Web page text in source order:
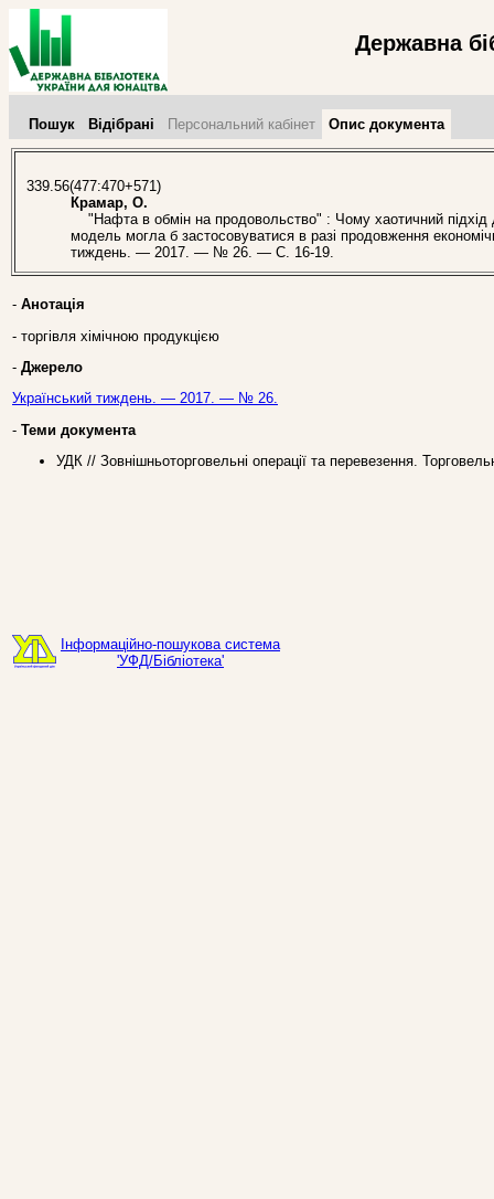
Державна
Пошук Відібрані Персональний кабінет Опис документа
339.56(477:470+571)
Крамар, О.
"Нафта в обмін на продовольство" : Чому хаотичний підхід
модель могла б застосовуватися в разі продовження
тиждень. — 2017. — № 26. — С. 16-19.
- Анотація
- торгівля хімічною продукцією
- Джерело
Український тиждень. — 2017. — № 26.
- Теми документа
УДК // Зовнішньоторговельні операції та перевезення.
Інформаційно-пошукова система
'УФД/Бібліотека'